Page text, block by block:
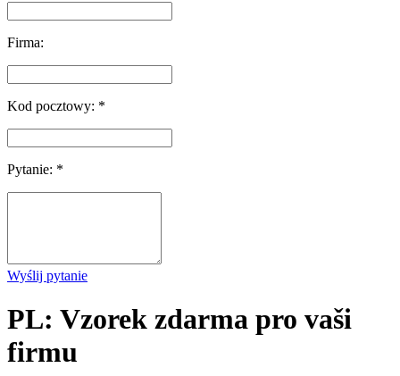
Firma:
Kod pocztowy: *
Pytanie: *
Wyślij pytanie
PL: Vzorek zdarma pro vaši
firmu